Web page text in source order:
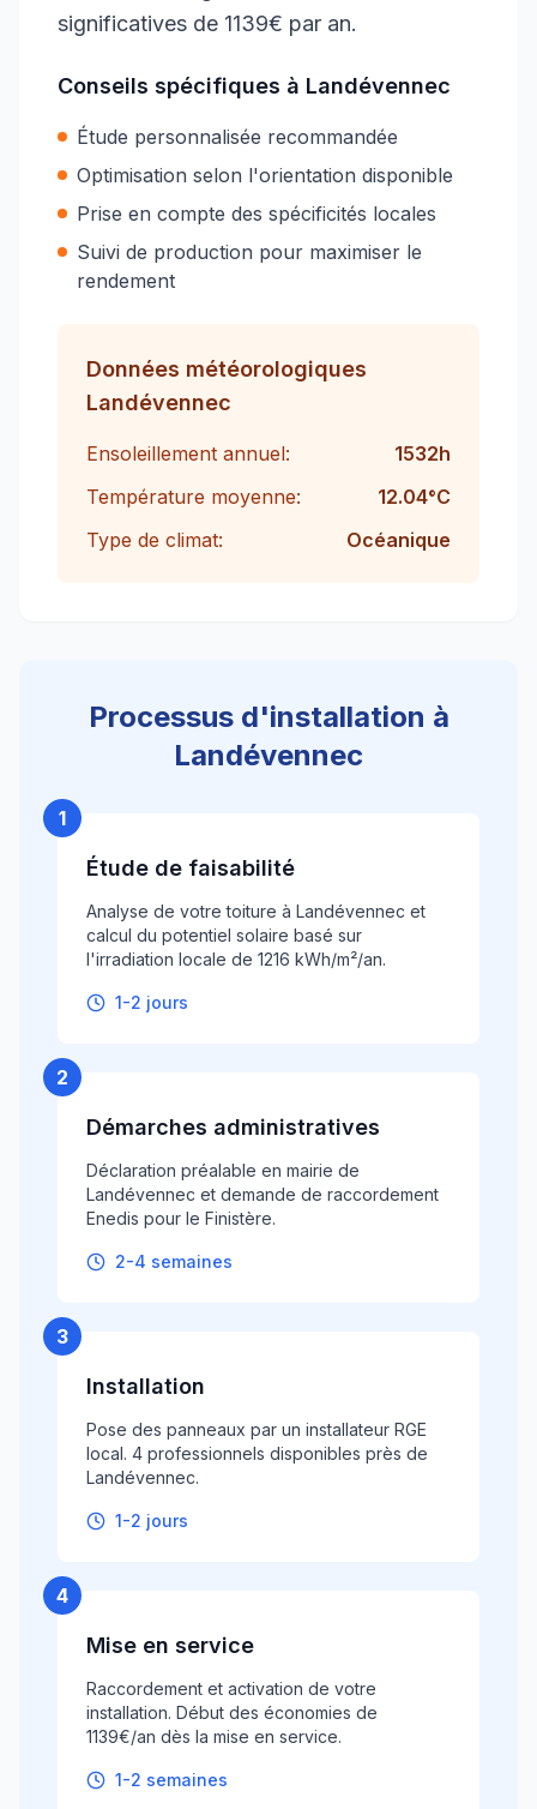
significatives de 1139€ par an.
Conseils spécifiques à Landévennec
Étude personnalisée recommandée
Optimisation selon l'orientation disponible
Prise en compte des spécificités locales
Suivi de production pour maximiser le
rendement
Données météorologiques
Landévennec
Ensoleillement annuel: 1532h
Température moyenne:
12.04°C
Type de climat:
Océanique
Processus d'installation à
Landévennec
1
Étude de faisabilité
Analyse de votre toiture à Landévennec et
calcul du potentiel solaire basé sur
l'irradiation locale de 1216 kWh/m²/an.
1-2 jours
2
Démarches administratives
Déclaration préalable en mairie de
Landévennec et demande de raccordement
Enedis pour le Finistère.
2-4 semaines
3
Installation
Pose des panneaux par un installateur RGE
local. 4 professionnels disponibles près de
Landévennec.
1-2 jours
4
Mise en service
Raccordement et activation de votre
installation. Début des économies de
1139€/an dès la mise en service.
1-2 semaines